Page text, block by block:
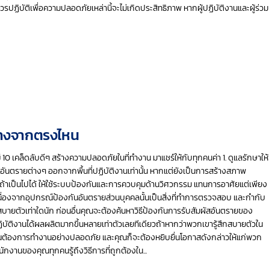
ฏิบัติเพื่อความปลอดภัยเหล่านี้จะไม่เกิดประสิทธิภาพ หากผู้ปฏิบัติงานและผู้ร่วม
จากตรงไหน
เคล็ดลับดีๆ สร้างความปลอดภัยในที่ทำงาน มาแชร์ให้กับทุกคนค่า 1. ดูแลรักษาให้
นตรายต่างๆ ออกจากพื้นที่ปฏิบัติงานเท่านั้น หากแต่ยังเป็นการสร้างสภาพ
ป็นไปได้ ให้ใช้ระบบป้องกันและการควบคุมด้านวิศวกรรม แทนการอาศัยแต่เพียง
งจากอุปกรณ์ป้องกันอันตรายส่วนบุคคลนั้นเป็นสิ่งที่ทำการตรวจสอบ และกำกับ
บายตัวเท่าใดนัก ก่อนอื่นคุณจะต้องค้นหาวิธีป้องกันการรับสัมผัสอันตรายของ
งานได้ผลผลิตมากขึ้นหลายเท่าตัวเลยทีเดียวถ้าหากว่าพวกเขารู้สึกสบายตัวใน
ต้องการทำงานอย่างปลอดภัย และคุณก็จะต้องหยิบยื่นโอกาสดังกล่าวให้แก่พวก
นักงานของคุณทุกคนรู้ถึงวิธีการที่ถูกต้องใน...